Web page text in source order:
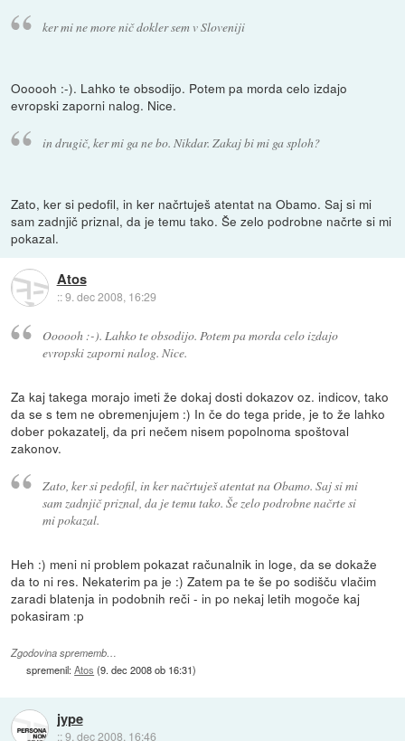
ker mi ne more nič dokler sem v Sloveniji
Oooooh :-). Lahko te obsodijo. Potem pa morda celo izdajo
evropski zaporni nalog. Nice.
in drugič, ker mi ga ne bo. Nikdar. Zakaj bi mi ga sploh?
Zato, ker si pedofil, in ker načrtuješ atentat na Obamo. Saj si mi
sam zadnjič priznal, da je temu tako. Še zelo podrobne načrte si mi
pokazal.
Atos
::9. dec 2008, 16:29
Oooooh :-). Lahko te obsodijo. Potem pa morda celo izdajo
evropski zaporni nalog. Nice.
Za kaj takega morajo imeti že dokaj dosti dokazov oz. indicov, tako
da se s tem ne obremenjujem :) In če do tega pride, je to že lahko
dober pokazatelj, da pri nečem nisem popolnoma spoštoval
zakonov.
Zato, ker si pedofil, in ker načrtuješ atentat na Obamo. Saj si mi
sam zadnjič priznal, da je temu tako. Še zelo podrobne načrte si
mi pokazal.
Heh :) meni ni problem pokazat računalnik in loge, da se dokaže
da to ni res. Nekaterim pa je :) Zatem pa te še po sodišču vlačim
zaradi blatenja in podobnih reči - in po nekaj letih mogoče kaj
pokasiram :p
Zgodovina sprememb…
spremenil:Atos (9. dec 2008 ob 16:31)
jype
::9. dec 2008, 16:46